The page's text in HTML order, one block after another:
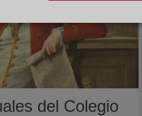
del Colegio